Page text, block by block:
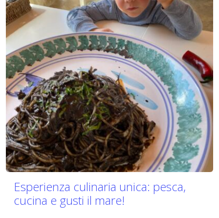
Esperienza culinaria unica: pesca,
cucina e gusti il mare!